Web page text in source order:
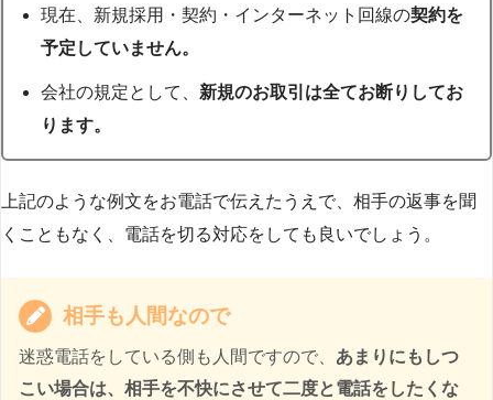
現在、新規採用・契約・インターネット回線の契約を
予定していません。
会社の規定として、 新規のお取引は全てお断りしてお
ります。
上記のような例文をお電話で伝えたうえで、相手の返事を聞
くこともなく、電話を切る対応をしても良いでしょう。
相手も人間なので
迷惑電話をしている側も人間ですので、 あまりにもしつ
こい場合は、相手を不快にさせて二度と電話をしたくな